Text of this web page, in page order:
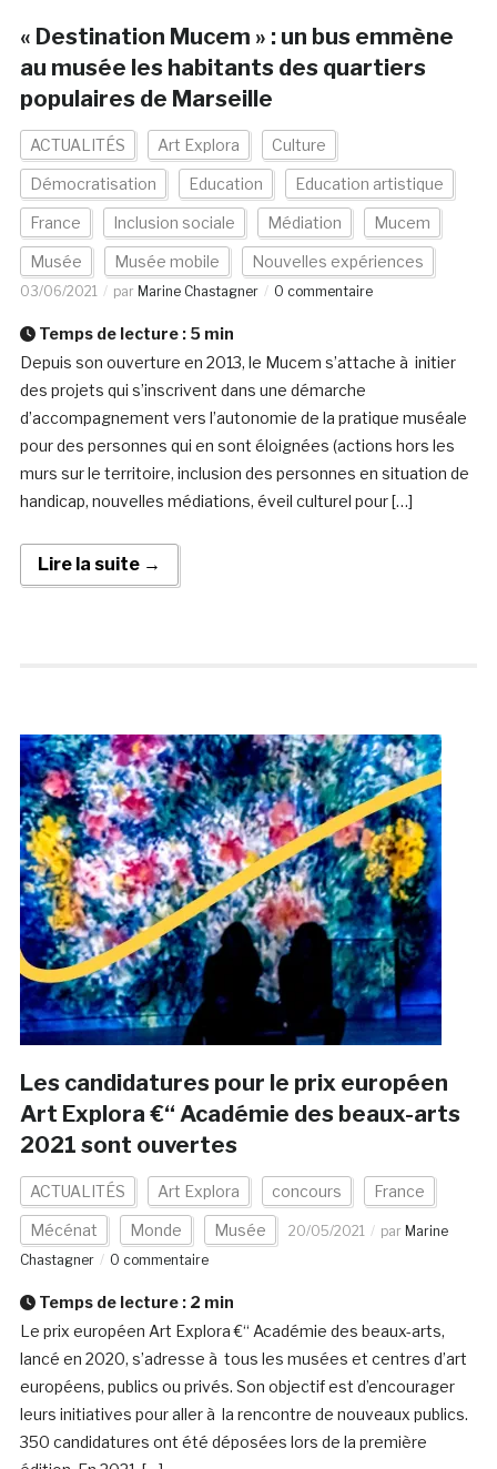
« Destination Mucem » : un bus emmène
au musée les habitants des quartiers
populaires de Marseille
ACTUALITÉS Art Explora Culture
Démocratisation Education Education artistique
France Inclusion sociale Médiation Mucem
Musée Musée mobile Nouvelles expériences
03/06/2021 par Marine Chastagner 0 commentaire
Temps de lecture : 5 min
Depuis son ouverture en 2013, le Mucem s’attache à initier
des projets qui s’inscrivent dans une démarche
d’accompagnement vers l’autonomie de la pratique muséale
pour des personnes qui en sont éloignées (actions hors les
murs sur le territoire, inclusion des personnes en situation de
handicap, nouvelles médiations, éveil culturel pour […]
Lire la suite →
Les candidatures pour le prix européen
Art Explora €“ Académie des beaux-arts
2021 sont ouvertes
ACTUALITÉS Art Explora concours France
Mécénat Monde Musée 20/05/2021 par Marine
Chastagner
0 commentaire
Temps de lecture : 2 min
Le prix européen Art Explora €“ Académie des beaux-arts,
lancé en 2020, s’adresse à tous les musées et centres d’art
européens, publics ou privés. Son objectif est d’encourager
leurs initiatives pour aller à la rencontre de nouveaux publics.
350 candidatures ont été déposées lors de la première